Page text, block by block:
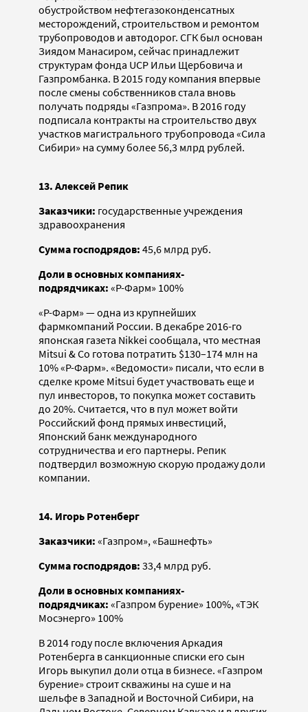
обустройством нефтегазоконденсатных
месторождений, строительством и ремонтом
трубопроводов и автодорог. СГК был основан
Зиядом Манасиром, сейчас принадлежит
структурам фонда UCP Ильи Щербовича и
Газпромбанка. В 2015 году компания впервые
после смены собственников стала вновь
получать подряды «Газпрома». В 2016 году
подписала контракты на строительство двух
участков магистрального трубопровода «Сила
Сибири» на сумму более 56,3 млрд рублей.
13. Алексей Репик
Заказчики: государственные учреждения
здравоохранения
Сумма господрядов: 45,6 млрд руб.
Доли в основных компаниях-
подрядчиках: «Р-Фарм» 100%
«Р-Фарм» — одна из крупнейших
фармкомпаний России. В декабре 2016-го
японская газета Nikkei сообщала, что местная
Mitsui & Co готова потратить $130–174 млн на
10% «Р-Фарм». «Ведомости» писали, что если в
сделке кроме Mitsui будет участвовать еще и
пул инвесторов, то покупка может составить
до 20%. Считается, что в пул может войти
Российский фонд прямых инвестиций,
Японский банк международного
сотрудничества и его партнеры. Репик
подтвердил возможную скорую продажу доли
компании.
14. Игорь Ротенберг
Заказчики: «Газпром», «Башнефть»
Сумма господрядов: 33,4 млрд руб.
Доли в основных компаниях-
подрядчиках: «Газпром бурение» 100%, «ТЭК
Мосэнерго» 100%
В 2014 году после включения Аркадия
Ротенберга в санкционные списки его сын
Игорь выкупил доли отца в бизнесе. «Газпром
бурение» строит скважины на суше и на
шельфе в Западной и Восточной Сибири, на